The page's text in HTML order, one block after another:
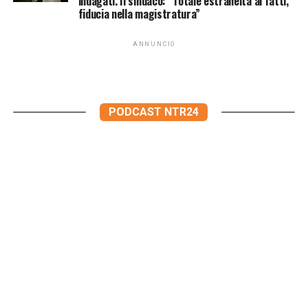
fiducia nella magistratura”
ANNUNCIO
PODCAST NTR24